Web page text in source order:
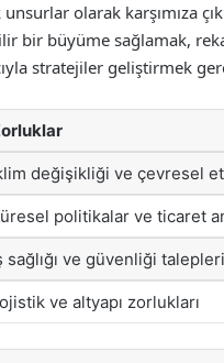
olarak karşımıza
bir büyüme sağlamak,
stratejiler geliştirmek
değişikliği ve çevresel
politikalar ve ticaret
sağlığı ve güvenliği talepleri
ve altyapı zorlukları